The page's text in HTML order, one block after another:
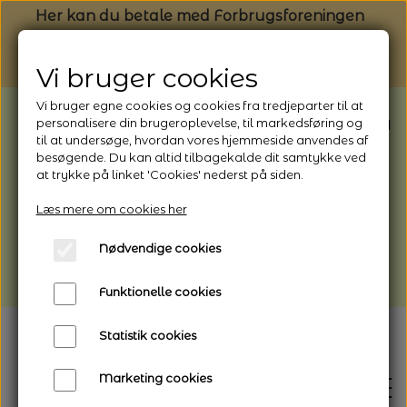
Her kan du betale med Forbrugsforeningen
BEMÆRK: Butikken har ferielukket* fra
1/8 - 9/8 - 2026
*Webshoppen er åben og sender hele
afhentning
Vi gør opmærksom på, at der kan være lidt
længere leveringstid
Vi bruger cookies
Vi bruger egne cookies og cookies fra tredjeparter til at
personalisere din brugeroplevelse, til markedsføring og
til at undersøge, hvordan vores hjemmeside anvendes af
besøgende. Du kan altid tilbagekalde dit samtykke ved
at trykke på linket 'Cookies' nederst på siden.
Læs mere om cookies her
Nødvendige cookies
Funktionelle cookies
Statistik cookies
Marketing cookies